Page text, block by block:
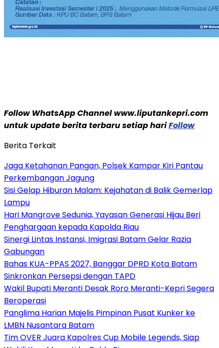
Follow WhatsApp Channel www.liputankepri.com
untuk update berita terbaru setiap hariFollow
Berita Terkait
Jaga Ketahanan Pangan, Polsek Kampar Kiri Pantau
Perkembangan Jagung
Sisi Gelap Hiburan Malam: Kejahatan di Balik Gemerlap
Lampu
Hari Mangrove Sedunia, Yayasan Generasi Hijau Beri
Penghargaan kepada Kapolda Riau
Sinergi Lintas Instansi, Imigrasi Batam Gelar Razia
Gabungan
Bahas KUA-PPAS 2027, Banggar DPRD Kota Batam
Sinkronkan Persepsi dengan TAPD
Wakil Bupati Meranti Desak Roro Meranti-Kepri Segera
Beroperasi
Panglima Harian Majelis Pimpinan Pusat Kunker ke
LMBN Nusantara Batam
Tim OVER Juara Kapolres Cup Mobile Legends, Siap